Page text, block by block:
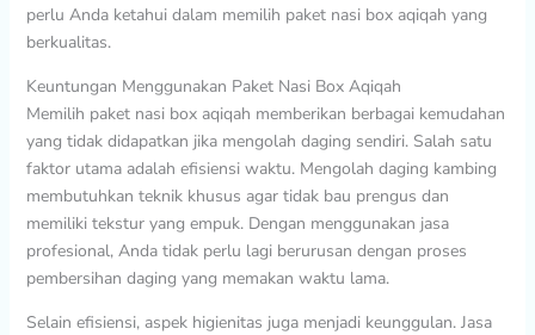
perlu Anda ketahui dalam memilih paket nasi box aqiqah yang
berkualitas.
Keuntungan Menggunakan Paket Nasi Box Aqiqah
Memilih paket nasi box aqiqah memberikan berbagai kemudahan
yang tidak didapatkan jika mengolah daging sendiri. Salah satu
faktor utama adalah efisiensi waktu. Mengolah daging kambing
membutuhkan teknik khusus agar tidak bau prengus dan
memiliki tekstur yang empuk. Dengan menggunakan jasa
profesional, Anda tidak perlu lagi berurusan dengan proses
pembersihan daging yang memakan waktu lama.
Selain efisiensi, aspek higienitas juga menjadi keunggulan. Jasa